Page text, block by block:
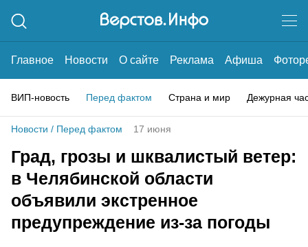
Главное Новости О сайте Реклама Афиша
ВИП-новость Перед фактом Страна и мир Дежурная
Новости / Перед фактом 17 июня
Град, грозы и шквалистый ветер:
в Челябинской области
объявили экстренное
предупреждение из-за погоды